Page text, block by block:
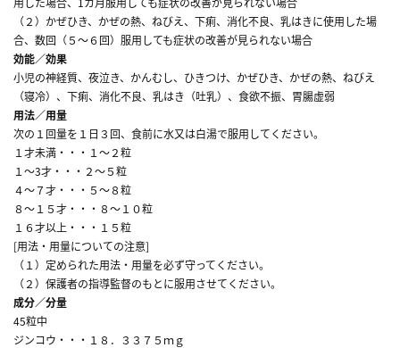
（２）かぜひき、かぜの熱、ねびえ、下痢、消化不良、乳はきに使用した場
合、数回（５～６回）服用しても症状の改善が見られない場合
効能／効果
小児の神経質、夜泣き、かんむし、ひきつけ、かぜひき、かぜの熱、ねびえ
（寝冷）、下痢、消化不良、乳はき（吐乳）、食欲不振、胃腸虚弱
用法／用量
次の１回量を１日３回、食前に水又は白湯で服用してください。
１才未満・・・１～２粒
１～3才・・・２～５粒
４～７才・・・５～８粒
８～１５才・・・８～１０粒
１６才以上・・・１５粒
[用法・用量についての注意]
（１）定められた用法・用量を必ず守ってください。
（２）保護者の指導監督のもとに服用させてください。
成分／分量
45粒中
ジンコウ・・・１８．３３７５ｍｇ